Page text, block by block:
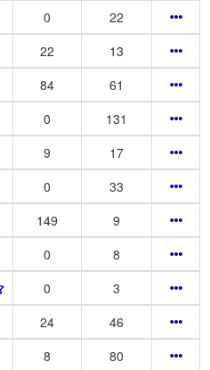
0
22
22
13
84
61
0
131
9
17
0
33
149
9
0
8
0
3
24
46
8
80